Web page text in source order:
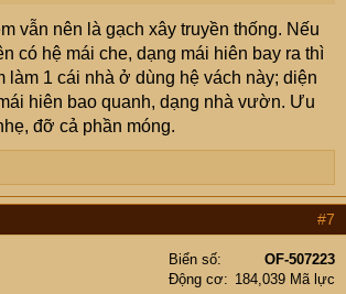
vẫn nên là gạch xây truyền thống. Nếu
có hệ mái che, dạng mái hiên bay ra thì
làm 1 cái nhà ở dùng hệ vách này; diện
hiên bao quanh, dạng nhà vườn. Ưu
đỡ cả phần móng.
#7
Biển số
OF-507223
Động cơ
184,039 Mã lực